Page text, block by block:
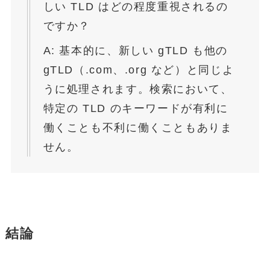
しい TLD はどの程度重視されるの
ですか？
A: 基本的に、新しい gTLD も他の
gTLD（.com、.org など）と同じよ
うに処理されます。検索において、
特定の TLD のキーワードが有利に
働くことも不利に働くこともありま
せん。
結論